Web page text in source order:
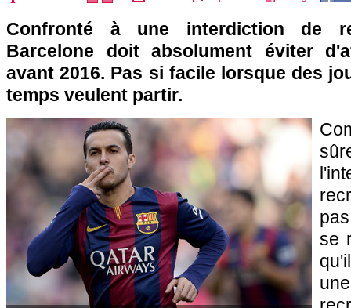
Confronté à une interdiction de
Barcelone doit absolument éviter
avant 2016. Pas si facile lorsque des
temps veulent partir.
se